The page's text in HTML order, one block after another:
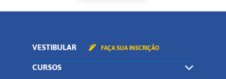
VESTIBULAR FAÇA SUA INSCRIÇÃO
CURSOS